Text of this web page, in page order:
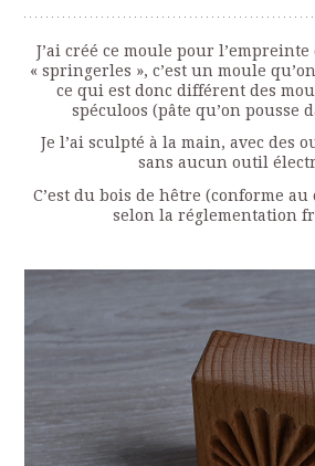
J’ai créé ce moule pour
« springerles », c’est un moule
ce qui est donc différent des
spéculoos (pâte qu’on pousse
Je l’ai sculpté à la main, avec des
sans aucun outil
C’est du bois de hêtre (conforme
selon la réglementation